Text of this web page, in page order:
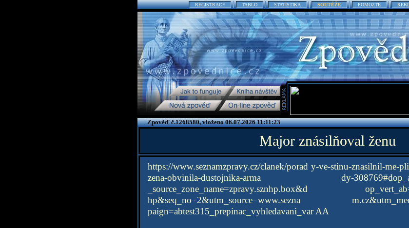
REGISTRACE TABLO STATISTIKA SOUTĚŽE POMOZTE
Zpověď č.1268580, vloženo 06.07.2026 11:11:23
Major znásilňoval ženu
https://www.seznamzpravy.cz/clanek/porad y-ve-stinu-znasilnil-me-
zena-obvinila-dustojnika-arma dy-
_source_zone_name=zpravy.sznhp.box&d
hp&seq_no=2&utm_source=www.sezna
paign=abtest315_prepinac_vyhledavani_var AA